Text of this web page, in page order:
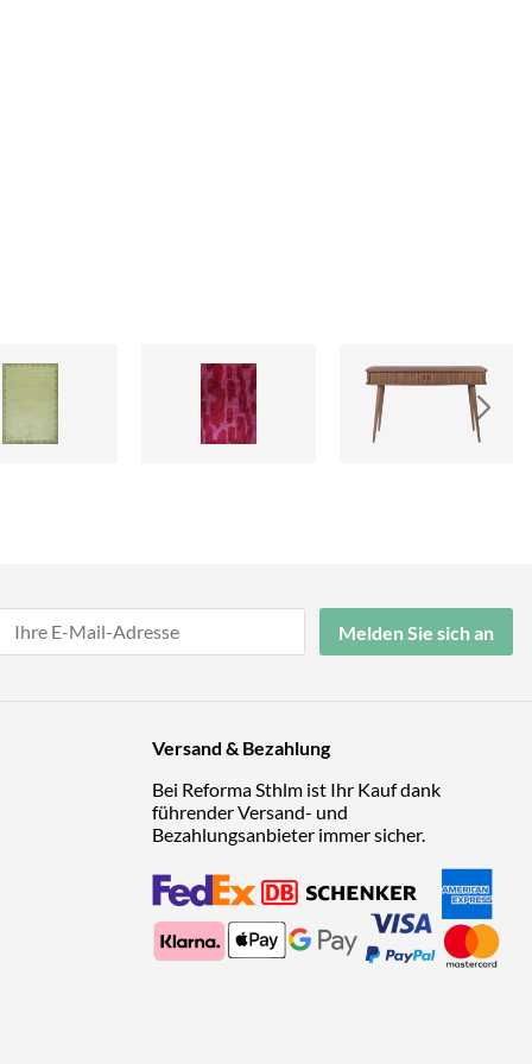
Melden Sie sich an
Versand & Bezahlung
Bei Reforma Sthlm ist Ihr Kauf dank
führender Versand- und
Bezahlungsanbieter immer sicher.